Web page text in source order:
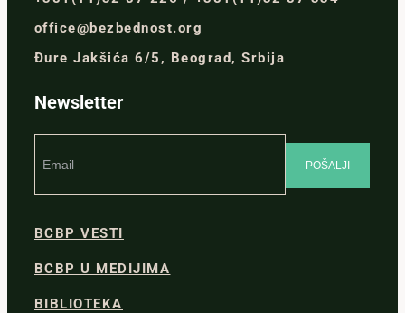
office@bezbednost.org
Đure Jakšića 6/5, Beograd, Srbija
Newsletter
BCBP VESTI
BCBP U MEDIJIMA
BIBLIOTEKA